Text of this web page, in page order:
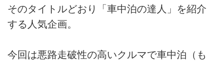
そのタイトルどおり「車中泊の達人」を紹介
する人気企画。
今回は悪路走破性の高いクルマで車中泊（も